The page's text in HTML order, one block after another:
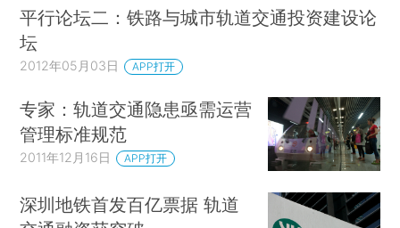
平行论坛二：铁路与城市轨道交通投资建设论
坛
2012年05月03日 APP打开
专家：轨道交通隐患亟需运营
管理标准规范
2011年12月16日 APP打开
深圳地铁首发百亿票据 轨道